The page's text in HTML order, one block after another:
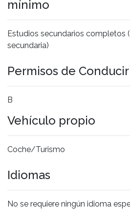
mínimo
Estudios secundarios completos
secundaria)
Permisos de Conducir
B
Vehículo propio
Coche/Turismo
Idiomas
No se requiere ningún idioma